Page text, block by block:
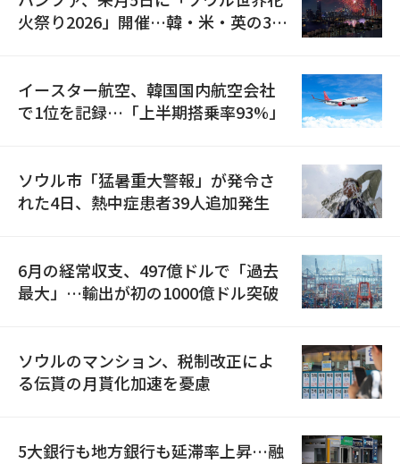
火祭り2026」開催…韓・米・英の3カ
イースター航空、韓国国内航空会社
で1位を記録…「上半期搭乗率93%」
ソウル市「猛暑重大警報」が発令さ
れた4日、熱中症患者39人追加発生
6月の経常収支、497億ドルで「過去
最大」…輸出が初の1000億ドル突破
ソウルのマンション、税制改正によ
る伝貰の月貰化加速を憂慮
5大銀行も地方銀行も延滞率上昇…融